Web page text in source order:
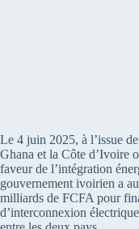
Le 4 juin 2025, à l’issue
Ghana et la Côte d’Ivoire
faveur de l’intégration
gouvernement ivoirien a
milliards de FCFA pour
d’interconnexion